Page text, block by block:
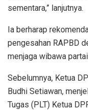
sementara,” lanjutnya.
Ia berharap
pengesahan RAPBD
menjaga wibawa
Sebelumnya, Ketua
Budhi Setiawan,
Tugas (PLT) Ketua